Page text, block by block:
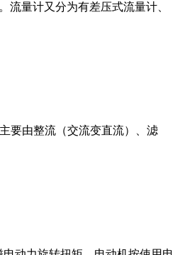
量计又分为有差压式流量计、
要由整流（交流变直流）、滤